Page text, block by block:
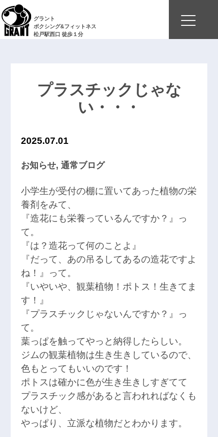
グラント
ボクシング&フィットネス
松戸駅西口 徒歩１分
プラスチックじゃな
い・・・
2025.07.01
お知らせ, 通常ブログ
小学生が受付の棚に置いてあった植物の栄
養剤をみて、
『造花にも栄養っているんですか？』っ
て。
『は？造花って何のことよ』
『だって、あの吊るしてあるの造花ですよ
ね！』って。
『いやいや、観葉植物！ポトス！生きてま
す！』
『プラスチックじゃないんですか？』っ
て。
葉っぱを触ってやっと納得したらしい。
ジムの観葉植物は生き生きしているので、
色もとってもいいのです！
ポトスは確かに色が生き生きしすぎてて
プラスチック感があると言われればなくも
ないけど、
やっぱり、立派な植物だとわかります。